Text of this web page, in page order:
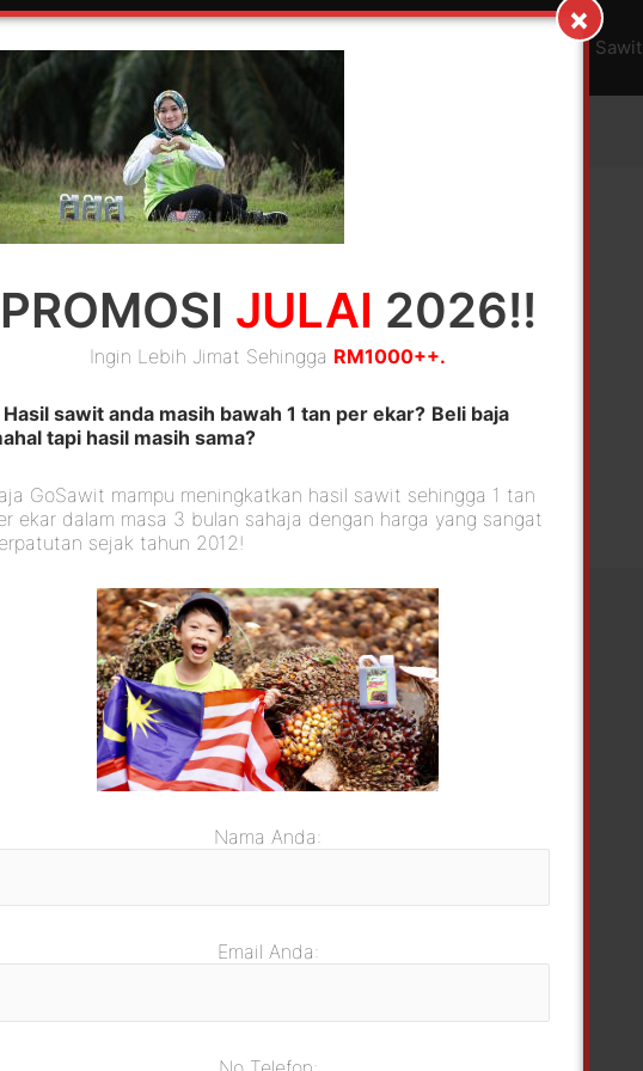
– Beli Baja Go Sawit
PROMOSI JULAI 2026!!
Ingin Lebih Jimat Sehingga RM1000++.
Hasil sawit anda masih bawah 1 tan per ekar? Beli baja
tapi hasil masih sama?
GoSawit mampu meningkatkan hasil sawit sehingga 1 tan
ekar dalam masa 3 bulan sahaja dengan harga yang sangat
sejak tahun 2012!
Nama Anda:
Email Anda:
×